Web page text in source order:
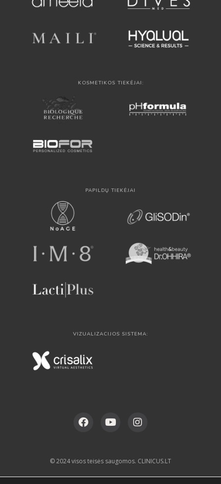
KOSMETIKOS TIEKĖJAI:
PAPILDŲ TIEKĖJAI
VIZUALIZACIJOS SISTEMA:
© 2024 visos teisės saugomos. CLINICUS.LT